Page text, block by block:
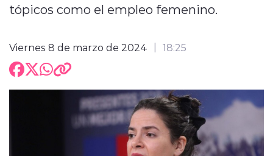
tópicos como el empleo femenino.
Viernes 8 de marzo de 2024 18:25